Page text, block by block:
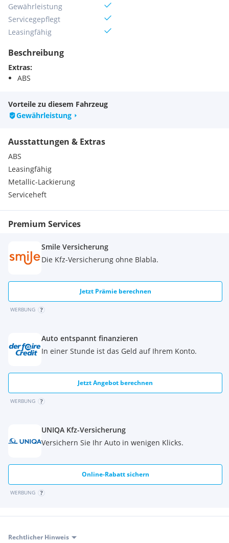
Gewährleistung
Servicegepflegt
Leasingfähig
Beschreibung
Extras:
ABS
Vorteile zu diesem Fahrzeug
Gewährleistung
Ausstattungen & Extras
ABS
Leasingfähig
Metallic-Lackierung
Serviceheft
Premium Services
Smile Versicherung
Die Kfz-Versicherung ohne Blabla.
Jetzt Prämie berechnen
WERBUNG
Auto entspannt finanzieren
In einer Stunde ist das Geld auf Ihrem Konto.
Jetzt Angebot berechnen
WERBUNG
UNIQA Kfz-Versicherung
Versichern Sie Ihr Auto in wenigen Klicks.
Online-Rabatt sichern
WERBUNG
Rechtlicher Hinweis